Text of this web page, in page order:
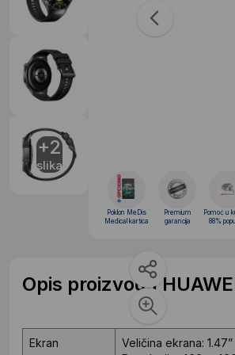
+2
slika
Poklon MeDis
Medical kartica
Premium
garancija
Pomoć u
88%
Opis proizvoda
Ekran
Veličina ekrana: 1.47”